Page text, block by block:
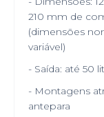
210 mm de
(dimensões
variável)
- Saída: até 50
- Montagens
antepara